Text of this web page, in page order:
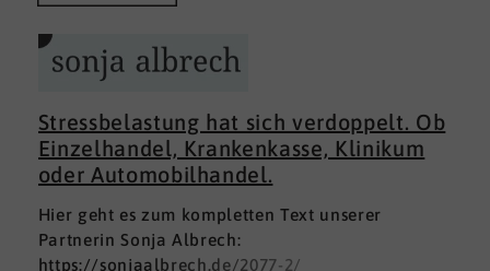
Stressbelastung hat sich verdoppelt. Ob
Einzelhandel, Krankenkasse, Klinikum
oder Automobilhandel.
Hier geht es zum kompletten Text unserer
Partnerin Sonja Albrech:
https://sonjaalbrech.de/2077-2/